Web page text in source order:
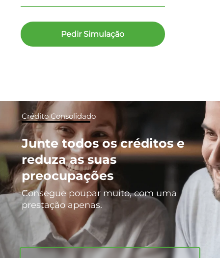
Pedir Simulação
Crédito Consolidado
Junte todos os créditos e
reduza as suas
preocupações
Consegue poupar muito, com uma
prestação apenas.